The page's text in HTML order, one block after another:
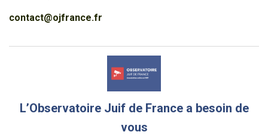
contact@ojfrance.fr
L’Observatoire Juif de France a besoin de
vous